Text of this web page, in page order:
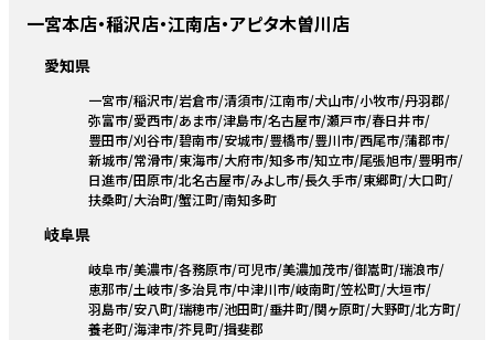
一宮本店・稲沢店・江南店・アピタ木曽川店
愛知県
一宮市 稲沢市 岩倉市 清須市 江南市 犬山市 小牧市 丹羽郡
弥富市 愛西市 あま市 津島市 名古屋市 瀬戸市 春日井市
豊田市 刈谷市 碧南市 安城市 豊橋市 豊川市 西尾市 蒲郡市
新城市 常滑市 東海市 大府市 知多市 知立市 尾張旭市 豊明市
日進市 田原市 北名古屋市 みよし市 長久手市 東郷町 大口町
扶桑町 大治町 蟹江町 南知多町
岐阜県
岐阜市 美濃市 各務原市 可児市 美濃加茂市 御嵩町 瑞浪市
恵那市 土岐市 多治見市 中津川市 岐南町 笠松町 大垣市
羽島市 安八町 瑞穂市 池田町 垂井町 関ヶ原町 大野町 北方町
養老町 海津市 芥見町 揖斐郡